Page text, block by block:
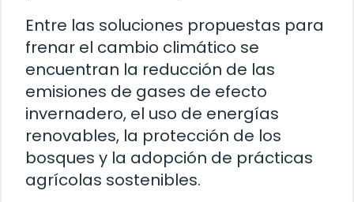
Entre las soluciones propuestas para
frenar el cambio climático se
encuentran la reducción de las
emisiones de gases de efecto
invernadero, el uso de energías
renovables, la protección de los
bosques y la adopción de prácticas
agrícolas sostenibles.